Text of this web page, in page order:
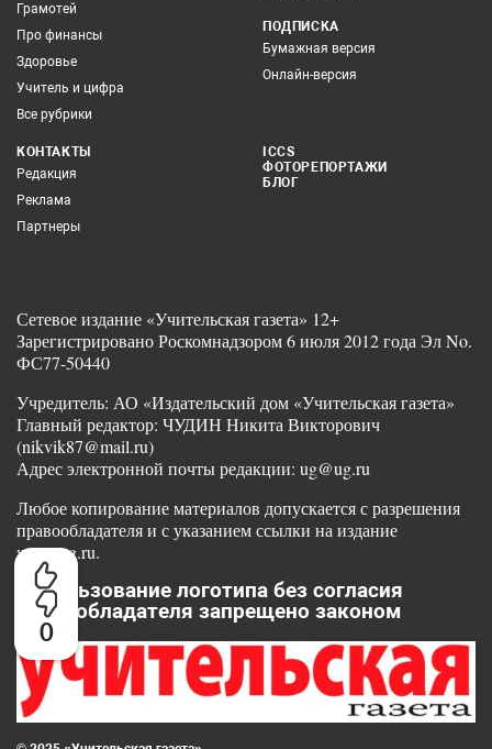
0
Грамотей
Про финансы
Здоровье
Учитель и цифра
Все рубрики
ПОДПИСКА
Бумажная версия
Онлайн-версия
КОНТАКТЫ
Редакция
Реклама
Партнеры
ICCS
ФОТОРЕПОРТАЖИ
БЛОГ
Сетевое издание «Учительская газета» 12+
Зарегистрировано Роскомнадзором 6 июля 2012 года Эл No.
ФС77-50440
Учредитель: АО «Издательский дом «Учительская газета»
Главный редактор: ЧУДИН Никита Викторович
(nikvik87@mail.ru)
Адрес электронной почты редакции: ug@ug.ru
Любое копирование материалов допускается с разрешения
правообладателя и с указанием ссылки на издание
www.ug.ru.
Использование логотипа без согласия
правообладателя запрещено законом